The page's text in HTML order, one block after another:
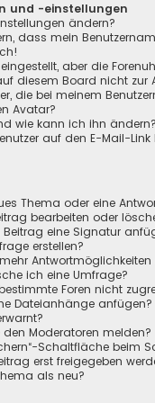
und -einstellungen
ändern?
dass mein
aber die
diesem Board nicht zur
die bei meinem
Avatar?
wie kann ich ihn ändern?
auf den E-Mail-
Thema oder eine
bearbeiten oder
eine Signatur
erstellen?
Antwortmöglichkeiten
ich eine Umfrage?
Foren nicht
Dateianhänge anfügen?
Moderatoren melden?
Schaltfläche beim
erst freigegeben
als neu?